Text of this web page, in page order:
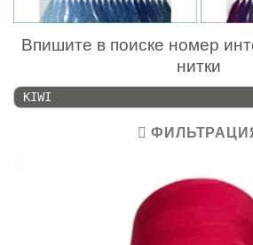
Впишите в поиске номер
нитки
Поиск
товаров